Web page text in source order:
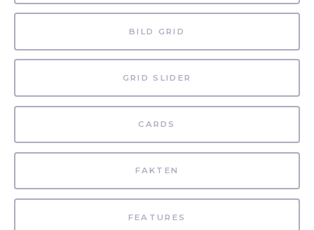
BILD GRID
GRID SLIDER
CARDS
FAKTEN
FEATURES